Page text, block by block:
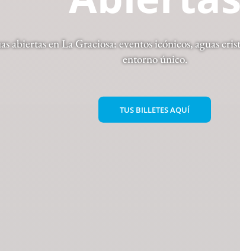
abiertas en La Graciosa: eventos icónicos, aguas
entorno único.
TUS BILLETES AQUÍ